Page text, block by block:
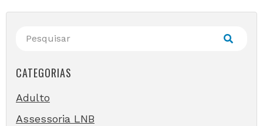
CATEGORIAS
Adulto
Assessoria LNB